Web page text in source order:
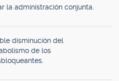
la administración conjunta.
disminución del
de los